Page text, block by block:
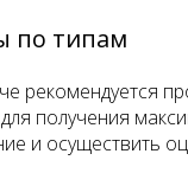
по типам
рекомендуется
получения
и осуществить